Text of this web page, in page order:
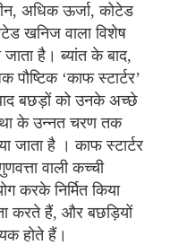
अधिक ऊर्जा, कोटेड
खनिज वाला विशेष
जाता है। ब्यांत के बाद,
‘काफ स्टार्टर’
बछड़ों को उनके अच्छे
के उन्नत चरण तक
जाता है । काफ स्टार्टर
वाली कच्ची
करके निर्मित किया
करते हैं, और बछड़ियों
होते हैं।